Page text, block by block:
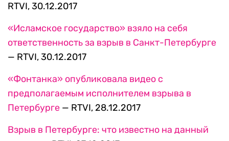
RTVI, 30.12.2017
«Исламское государство» взяло на себя
ответственность за взрыв в Санкт-Петербурге
— RTVI, 30.12.2017
«Фонтанка» опубликовала видео с
предполагаемым исполнителем взрыва в
Петербурге — RTVI, 28.12.2017
Взрыв в Петербурге: что известно на данный